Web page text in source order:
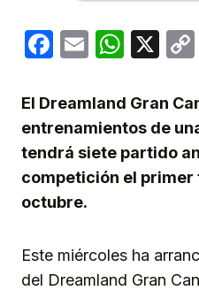
Facebook
Email X
El Dreamland Gran
entrenamientos de
tendrá siete partido
competición el primer
octubre.
Este miércoles ha
del Dreamland Gran